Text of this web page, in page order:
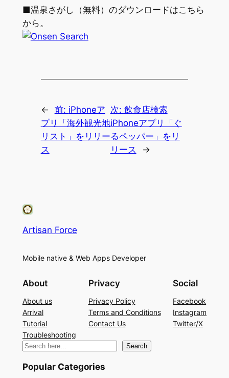
■温泉さがし（無料）のダウンロードはこちら
から。
← 前: iPhoneア
プリ「海外観光地
リスト」をリリー
ス
次: 飲食店検索
iPhoneアプリ「ぐ
るペッパー」をリ
リース
→
Artisan Force
Mobile native & Web Apps Developer
About
About us
Arrival
Tutorial
Troubleshooting
Privacy
Privacy Policy
Terms and Conditions
Contact Us
Social
Facebook
Instagram
Twitter/X
検
Search
Popular Categories